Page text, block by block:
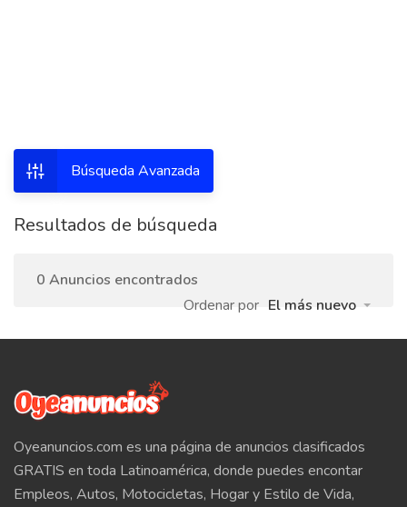
Búsqueda Avanzada
Resultados de búsqueda
0 Anuncios encontrados
Ordenar por El más nuevo
Oyeanuncios.com es una página de anuncios clasificados
GRATIS en toda Latinoamérica, donde puedes encontar
Empleos, Autos, Motocicletas, Hogar y Estilo de Vida,